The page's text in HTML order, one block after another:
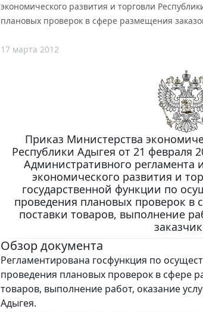
экономического развития и торговли
плановых проверок в сфере размещения
17 марта 2012
Приказ Министерства
Республики Адыгея от 21 февраля
Административного
экономического развития и
государственной функции по
проведения плановых проверок в
поставки товаров, выполнение
Обзор документа
Регламентирована госфункция по
проведения плановых проверок в сфере
товаров, выполнение работ, оказание
Адыгея.